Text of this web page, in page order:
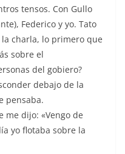
tensos. Con Gullo
Federico y yo. Tato
charla, lo primero que
sobre el
del gobiero?
debajo de la
pensaba.
me dijo: «Vengo de
yo flotaba sobre la